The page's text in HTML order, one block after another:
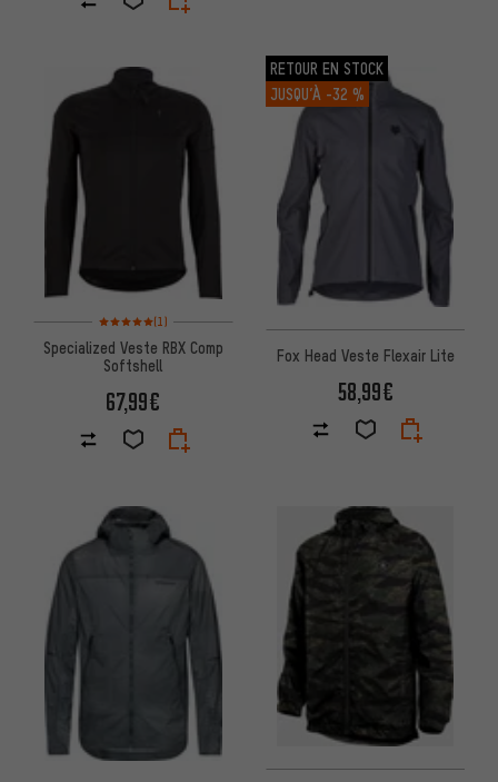
Note moyenne : 5 sur 5 d'après 1 avis
(1)
Specialized Veste RBX Comp
Softshell
67,99€
RETOUR EN STOCK
JUSQU’À -32 %
Fox Head Veste Flexair Lite
58,99€